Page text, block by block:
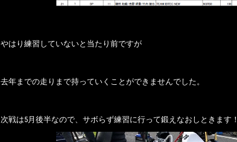
やはり練習していないと当たり前ですが
去年までの走りまで持っていくことができませんでした。
次戦は5月後半なので、サボらず練習に行って鍛えなおしときます！